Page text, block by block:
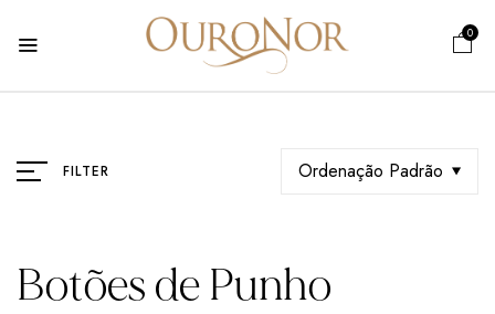
0
FILTER Ordenação Padrão
Botões de Punho